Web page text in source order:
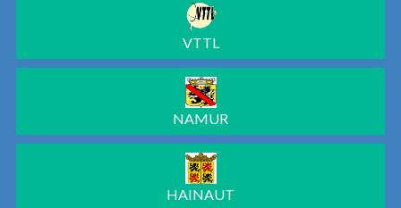
VTTL
NAMUR
HAINAUT